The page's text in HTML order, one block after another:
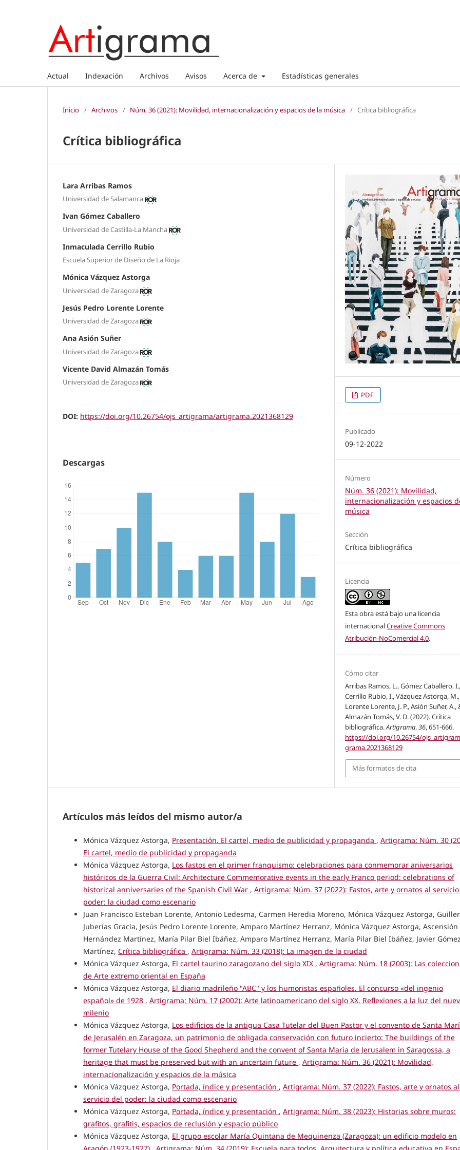
Actual Indexación Archivos Avisos Acerca de Estadísticas generales
Inicio / Archivos / Núm. 36 (2021): Movilidad, internacionalización y espacios de la música / Crítica bibliográfica
Crítica bibliográfica
Lara Arribas Ramos
Universidad de Salamanca
Ivan Gómez Caballero
Universidad de Castilla-La Mancha
Inmaculada Cerrillo Rubio
Escuela Superior de Diseño de La Rioja
Mónica Vázquez Astorga
Universidad de Zaragoza
Jesús Pedro Lorente Lorente
Universidad de Zaragoza
Ana Asión Suñer
Universidad de Zaragoza
Vicente David Almazán Tomás
Universidad de Zaragoza
DOI: https://doi.org/10.26754/ojs_artigrama/artigrama.2021368129
Descargas
PDF
Publicado
09-12-2022
Número
Núm. 36 (2021): Movilidad,
internacionalización y espacios
música
Sección
Crítica bibliográfica
Licencia
Esta obra está bajo una licencia
internacionalCreative Commons
Atribución-NoComercial 4.0.
Cómo citar
Arribas Ramos, L., Gómez Caballero, I.,
Cerrillo Rubio, I., Vázquez Astorga, M.,
Lorente Lorente, J. P., Asión Suñer, A.,
Almazán Tomás, V. D. (2022). Crítica
bibliográfica.Artigrama,36, 651-666.
https://doi.org/10.26754/
grama.2021368129
Más formatos de cita
Artículos más leídos del mismo autor/a
Mónica Vázquez Astorga, Presentación. El cartel, medio de publicidad y propaganda , Artigrama: Núm. 30
El cartel, medio de publicidad y propaganda
Mónica Vázquez Astorga, Los fastos en el primer franquismo: celebraciones para conmemorar aniversarios
históricos de la Guerra Civil: Architecture Commemorative events in the early Franco period: celebrations of
historical anniversaries of the Spanish Civil War , Artigrama: Núm. 37 (2022): Fastos, arte y ornatos al
poder: la ciudad como escenario
Juan Francisco Esteban Lorente, Antonio Ledesma, Carmen Heredia Moreno, Mónica Vázquez Astorga,
Juberías Gracia, Jesús Pedro Lorente Lorente, Amparo Martínez Herranz, Mónica Vázquez Astorga, Ascensión
Hernández Martínez, María Pilar Biel Ibáñez, Amparo Martínez Herranz, María Pilar Biel Ibáñez, Javier Gómez
Martínez, Crítica bibliográfica , Artigrama: Núm. 33 (2018): La imagen de la ciudad
Mónica Vázquez Astorga, El cartel taurino zaragozano del siglo XIX , Artigrama: Núm. 18 (2003): Las
de Arte extremo oriental en España
Mónica Vázquez Astorga, El diario madrileño "ABC" y los humoristas españoles. El concurso «del ingenio
español» de 1928 , Artigrama: Núm. 17 (2002): Arte latinoamericano del siglo XX. Reflexiones a la luz del
milenio
Mónica Vázquez Astorga, Los edificios de la antigua Casa Tutelar del Buen Pastor y el convento de Santa
de Jerusalén en Zaragoza, un patrimonio de obligada conservación con futuro incierto: The buildings of the
former Tutelary House of the Good Shepherd and the convent of Santa Maria de Jerusalem in Saragossa, a
heritage that must be preserved but with an uncertain future , Artigrama: Núm. 36 (2021): Movilidad,
internacionalización y espacios de la música
Mónica Vázquez Astorga, Portada, índice y presentación , Artigrama: Núm. 37 (2022): Fastos, arte y ornatos al
servicio del poder: la ciudad como escenario
Mónica Vázquez Astorga, Portada, índice y presentación , Artigrama: Núm. 38 (2023): Historias sobre muros:
grafitos, grafitis, espacios de reclusión y espacio público
Mónica Vázquez Astorga, El grupo escolar María Quintana de Mequinenza (Zaragoza): un edificio modelo en